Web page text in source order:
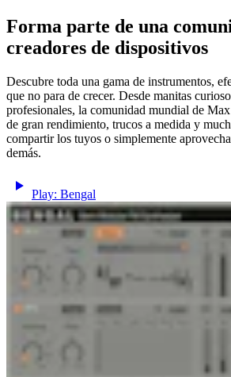
Forma parte de una
creadores de dispositivos
Descubre toda una gama de instrumentos,
que no para de crecer. Desde manitas
profesionales, la comunidad mundial de
de gran rendimiento, trucos a medida y
compartir los tuyos o simplemente
demás.
Play: Bengal